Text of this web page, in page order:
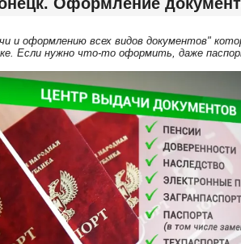
и оформлению всех видов документов"
Если нужно что-то оформить, даже